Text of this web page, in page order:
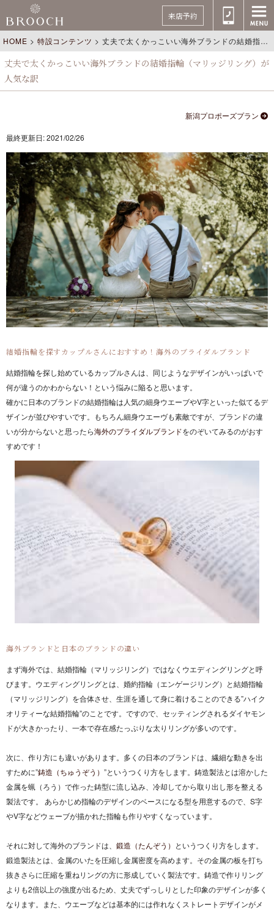
来店予約
HOME > 特設コンテンツ >丈夫で太くかっこいい海外ブランドの結婚指輪（マリッジリング）が人気な訳
丈夫で太くかっこいい海外ブランドの結婚指輪（マリッジリング）が
人気な訳
新潟プロポーズプラン
最終更新日: 2021/02/26
結婚指輪を探すカップルさんにおすすめ！海外のブライダルブランド
結婚指輪を探し始めているカップルさんは、同じようなデザインがいっぱいで
何が違うのかわからない！という悩みに陥ると思います。
確かに日本のブランドの結婚指輪は人気の細身ウエーブやV字といった似てるデ
ザインが並びやすいです。もちろん細身ウエーヴも素敵ですが、ブランドの違
いが分からないと思ったら海外のブライダルブランドをのぞいてみるのがおす
すめです！
海外ブランドと日本のブランドの違い
まず海外では、結婚指輪（マリッジリング）ではなくウエディングリングと呼
びます。ウエディングリングとは、婚約指輪（エンゲージリング）と結婚指輪
（マリッジリング）を合体させ、生涯を通して身に着けることのできる”ハイク
オリティーな結婚指輪”のことです。ですので、セッティングされるダイヤモン
ドが大きかったり、一本で存在感たっぷりな太りリングが多いのです。
次に、作り方にも違いがあります。多くの日本のブランドは、繊細な動きを出
すために”鋳造（ちゅうぞう） ”というつくり方をします。鋳造製法とは溶かした
金属を蝋（ろう）で作った鋳型に流し込み、冷却してから取り出し形を整える
製法です。 あらかじめ指輪のデザインのベースになる型を用意するので、S字
やV字などウェーブが描かれた指輪も作りやすくなっています。
それに対して海外のブランドは、 鍛造（たんぞう） というつくり方をします。
鍛造製法とは、金属のいたを圧縮し金属密度を高めます。その金属の板を打ち
抜きさらに圧縮を重ねリングの方に形成していく製法です。鋳造で作りリング
よりも2倍以上の強度が出るため、丈夫でずっしりとした印象のデザインが多く
なります。また、ウエーブなどは基本的には作れなくストレートデザインがメ